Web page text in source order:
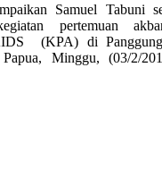
Samuel Tabuni
pertemuan
(KPA) di
Papua, Minggu, (03/2/